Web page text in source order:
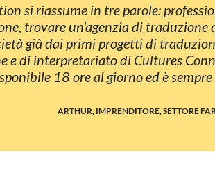
si riassume in tre parole:
trovare un'agenzia di traduzione
già dai primi progetti di
di interpretariato di Cultures
18 ore al giorno ed è
ARTHUR, IMPRENDITORE, SETTORE